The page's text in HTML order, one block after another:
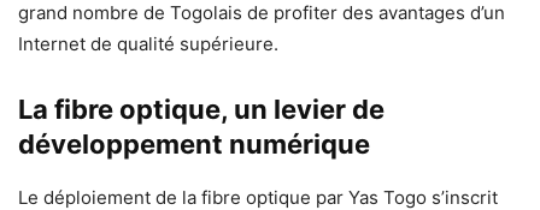
grand nombre de Togolais de profiter des avantages d’un
Internet de qualité supérieure.
La fibre optique, un levier de
développement numérique
Le déploiement de la fibre optique par Yas Togo s’inscrit